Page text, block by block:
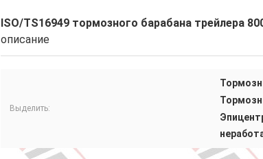
ISO/TS16949 тормозного барабана трейлера
описание
Выделить: